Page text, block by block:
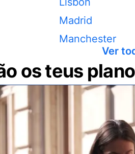
Madrid
Manchester
Ver
os teus